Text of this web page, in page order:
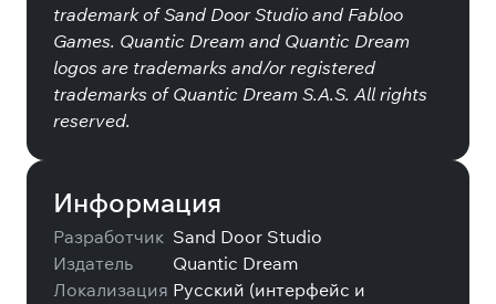
trademark of Sand Door Studio and Fabloo
Games. Quantic Dream and Quantic Dream
logos are trademarks and/or registered
trademarks of Quantic Dream S.A.S. All rights
reserved.
Информация
Разработчик Sand Door Studio
Издатель
Quantic Dream
Локализация Русский (интерфейс и